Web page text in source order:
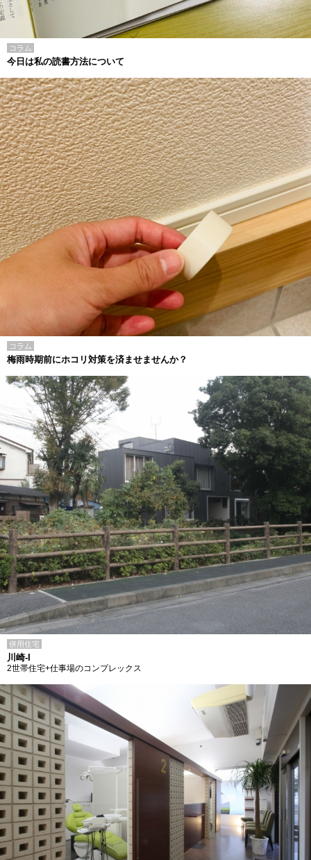
コラム
今日は私の読書方法について
コラム
梅雨時期前にホコリ対策を済ませませんか？
併用住宅
川崎-I
2世帯住宅+仕事場のコンプレックス